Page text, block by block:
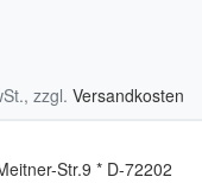
zzgl. Versandkosten
Str.9 * D-72202